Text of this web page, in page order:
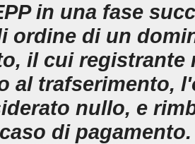
in una fase
ordine di un
il cui registrante
al trafserimento,
nullo, e
di pagamento.